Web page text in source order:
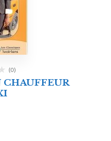
(0)